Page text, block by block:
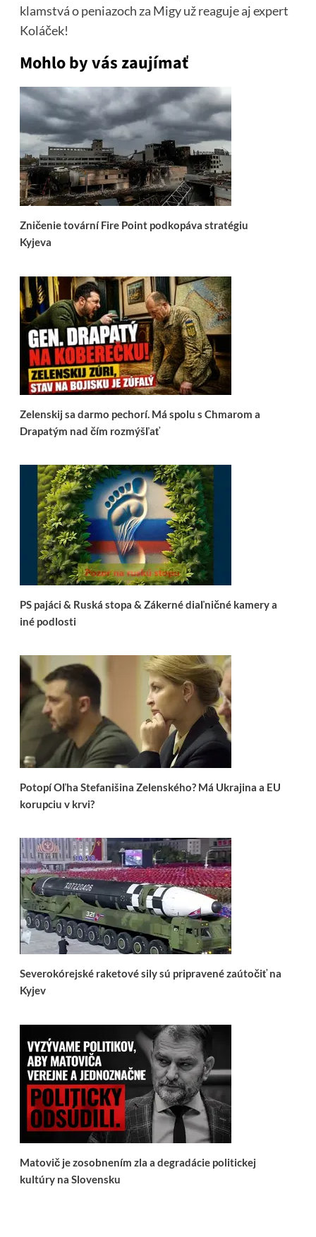
klamstvá o peniazoch za Migy už reaguje aj expert
Koláček!
Mohlo by vás zaujímať
Zničenie tovární Fire Point podkopáva stratégiu
Kyjeva
Zelenskij sa darmo pechorí. Má spolu s Chmarom a
Drapatým nad čím rozmýšľať
PS pajáci & Ruská stopa & Zákerné diaľničné kamery a
iné podlosti
Potopí Oľha Stefanišina Zelenského? Má Ukrajina a EU
korupciu v krvi?
Severokórejské raketové sily sú pripravené zaútočiť na
Kyjev
Matovič je zosobnením zla a degradácie politickej
kultúry na Slovensku